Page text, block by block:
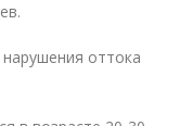
оттока